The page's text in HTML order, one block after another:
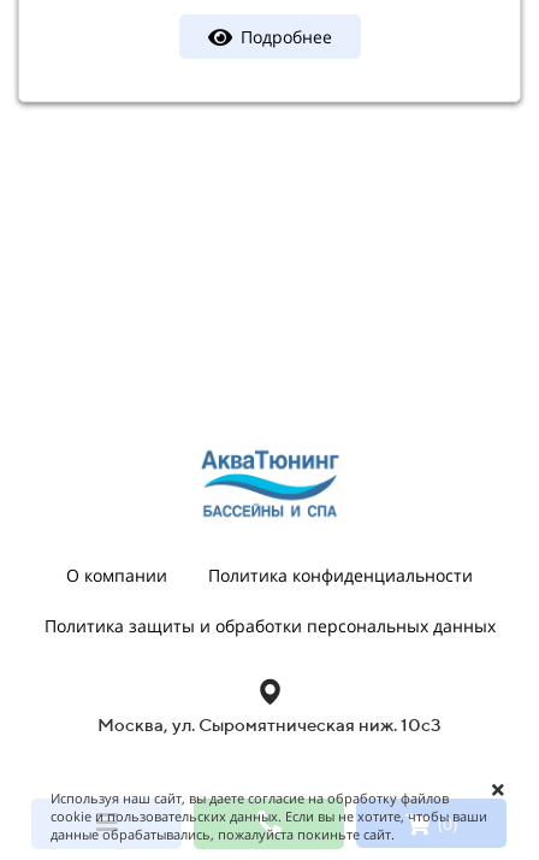
(0)
Подробнее
О компании Политика конфиденциальности
Политика защиты и обработки персональных данных
Москва, ул. Сыромятническая ниж. 10с3
Используя наш сайт, вы даете согласие на обработку файлов
cookie и пользовательских данных. Если вы не хотите, чтобы ваши
данные обрабатывались, пожалуйста покиньте сайт.